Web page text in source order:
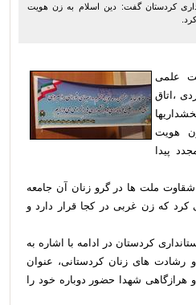
کردستان گفت: دین اسلام به زن هویت
علمی
،اتاق
هویت
پیدا
ملت ها در گرو زنان آن جامعه
کرد که زن غربی در کجا قرار دارد و
کردستان در ادامه با اشاره به
های زنان کردستانی، عنوان
هرازگاهی شهدا حضور دوباره خود را